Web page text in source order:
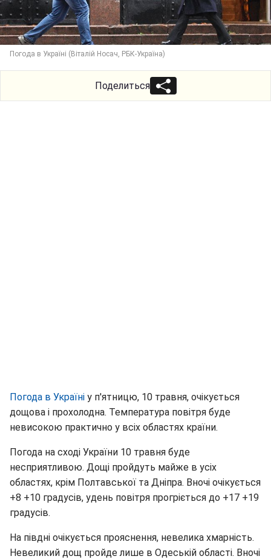
Погода в Україні (Віталій Носач, РБК-Україна)
Поделиться
Погода в Україні у п'ятницю, 10 травня, очікується
дощова і прохолодна. Температура повітря буде
невисокою практично у всіх областях країни.
Погода на сході України 10 травня буде
несприятливою. Дощі пройдуть майже в усіх
областях, крім Полтавської та Дніпра. Вночі очікується
+8 +10 градусів, удень повітря прогріється до +17 +19
градусів.
На півдні очікується прояснення, невелика хмарність.
Невеликий дощ пройде лише в Одеській області. Вночі